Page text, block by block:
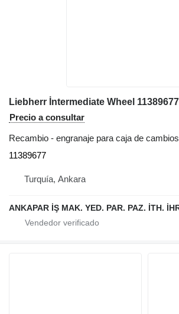
Precio a consultar
Recambio - engranaje para caja de cambios
11389677
Turquía, Ankara